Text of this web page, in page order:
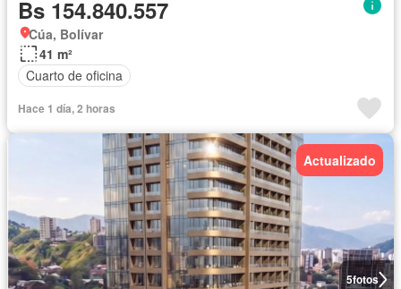
Bs 154.840.557
Cúa, Bolívar
41 m²
Cuarto de oficina
Hace 1 día, 2 horas
5fotos
Actualizado